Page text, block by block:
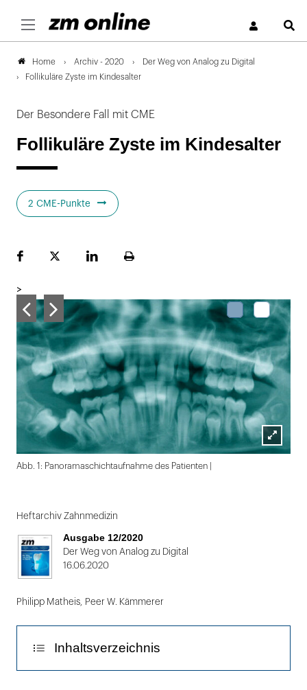
Home Archiv - 2020
Der Weg von Analog zu Digital
Follikuläre Zyste im Kindesalter
Der Besondere Fall mit CME
Follikuläre Zyste im Kindesalter
2 CME-Punkte
FacebookPlattformLinekdInSeite
>
Lightbox
Abb. 1: Panoramaschichtaufnahme des Patienten |
1
von
2
Heftarchiv Zahnmedizin
Ausgabe 12/2020
Der Weg von Analog zu Digital
16.06.2020
Philipp Matheis Peer W. Kämmerer
Inhaltsverzeichnis